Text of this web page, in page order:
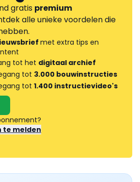
gratis premium
alle unieke voordelen die
met extra tips en
tot het digitaal archief
tot 3.000 bouwinstructies
tot 1.400 instructievideo's
te melden